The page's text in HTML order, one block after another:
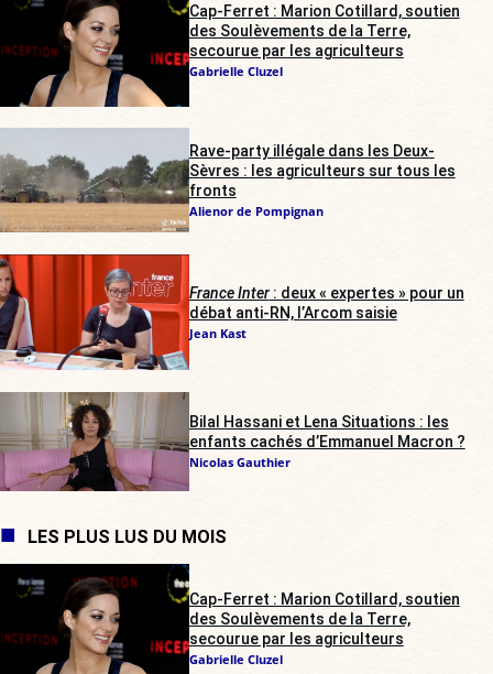
Cap-Ferret : Marion Cotillard, soutien
des Soulèvements de la Terre,
secourue par les agriculteurs
Gabrielle Cluzel
Rave-party illégale dans les Deux-
Sèvres : les agriculteurs sur tous les
fronts
Alienor de Pompignan
France Inter: deux « expertes » pour un
débat anti-RN, l’Arcom saisie
Jean Kast
Bilal Hassani et Lena Situations : les
enfants cachés d’Emmanuel Macron ?
Nicolas Gauthier
LES PLUS LUS DU MOIS
Cap-Ferret : Marion Cotillard, soutien
des Soulèvements de la Terre,
secourue par les agriculteurs
Gabrielle Cluzel